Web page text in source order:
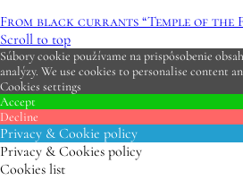
From black currants “Temple of the
Scroll to top
Súbory cookie používame na prispôsobenie
analýzy. We use cookies to personalise content
Cookies settings
Accept
Decline
Privacy & Cookie policy
Privacy & Cookies policy
Cookies list